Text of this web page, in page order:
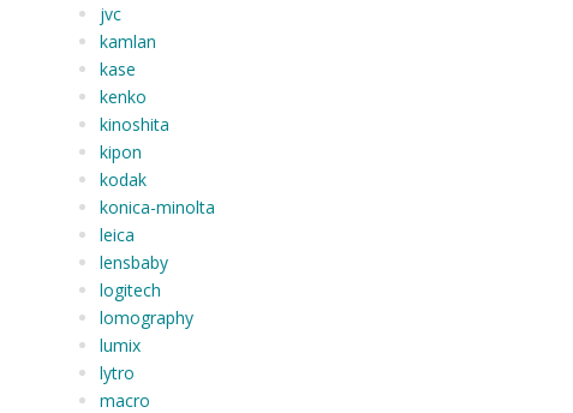
jvc
kamlan
kase
kenko
kinoshita
kipon
kodak
konica-minolta
leica
lensbaby
logitech
lomography
lumix
lytro
macro